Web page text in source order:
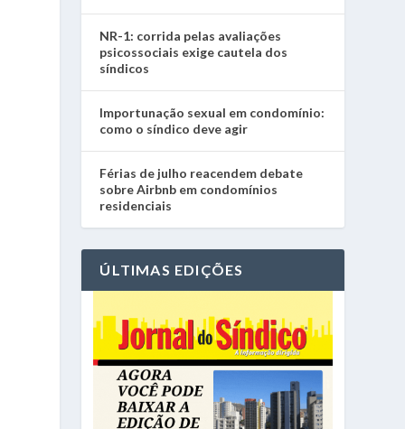
NR-1: corrida pelas avaliações
psicossociais exige cautela dos
síndicos
Importunação sexual em condomínio:
como o síndico deve agir
Férias de julho reacendem debate
sobre Airbnb em condomínios
residenciais
ÚLTIMAS EDIÇÕES